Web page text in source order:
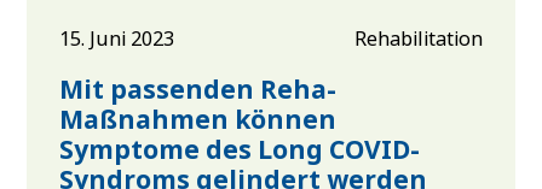
15. Juni 2023 Rehabilitation
Mit passenden Reha-
Maßnahmen können
Symptome des Long COVID-
Syndroms gelindert werden